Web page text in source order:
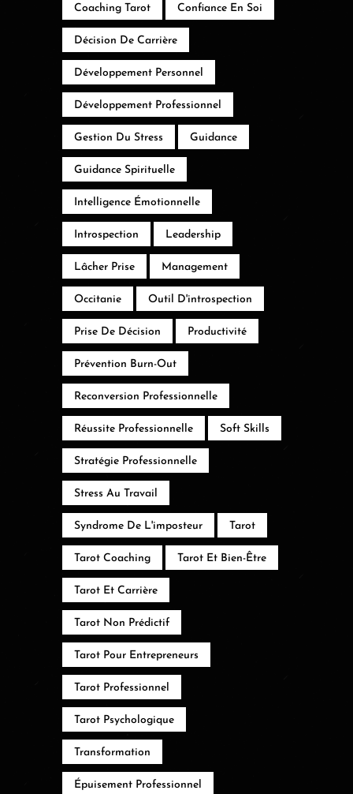
Coaching Tarot Confiance En Soi
Décision De Carrière
Développement Personnel
Développement Professionnel
Gestion Du Stress Guidance
Guidance Spirituelle
Intelligence Émotionnelle
Introspection Leadership
Lâcher Prise Management
Occitanie Outil D'introspection
Prise De Décision Productivité
Prévention Burn-Out
Reconversion Professionnelle
Réussite Professionnelle Soft Skills
Stratégie Professionnelle
Stress Au Travail
Syndrome De L'imposteur Tarot
Tarot Coaching Tarot Et Bien-Être
Tarot Et Carrière
Tarot Non Prédictif
Tarot Pour Entrepreneurs
Tarot Professionnel
Tarot Psychologique
Transformation
Épuisement Professionnel